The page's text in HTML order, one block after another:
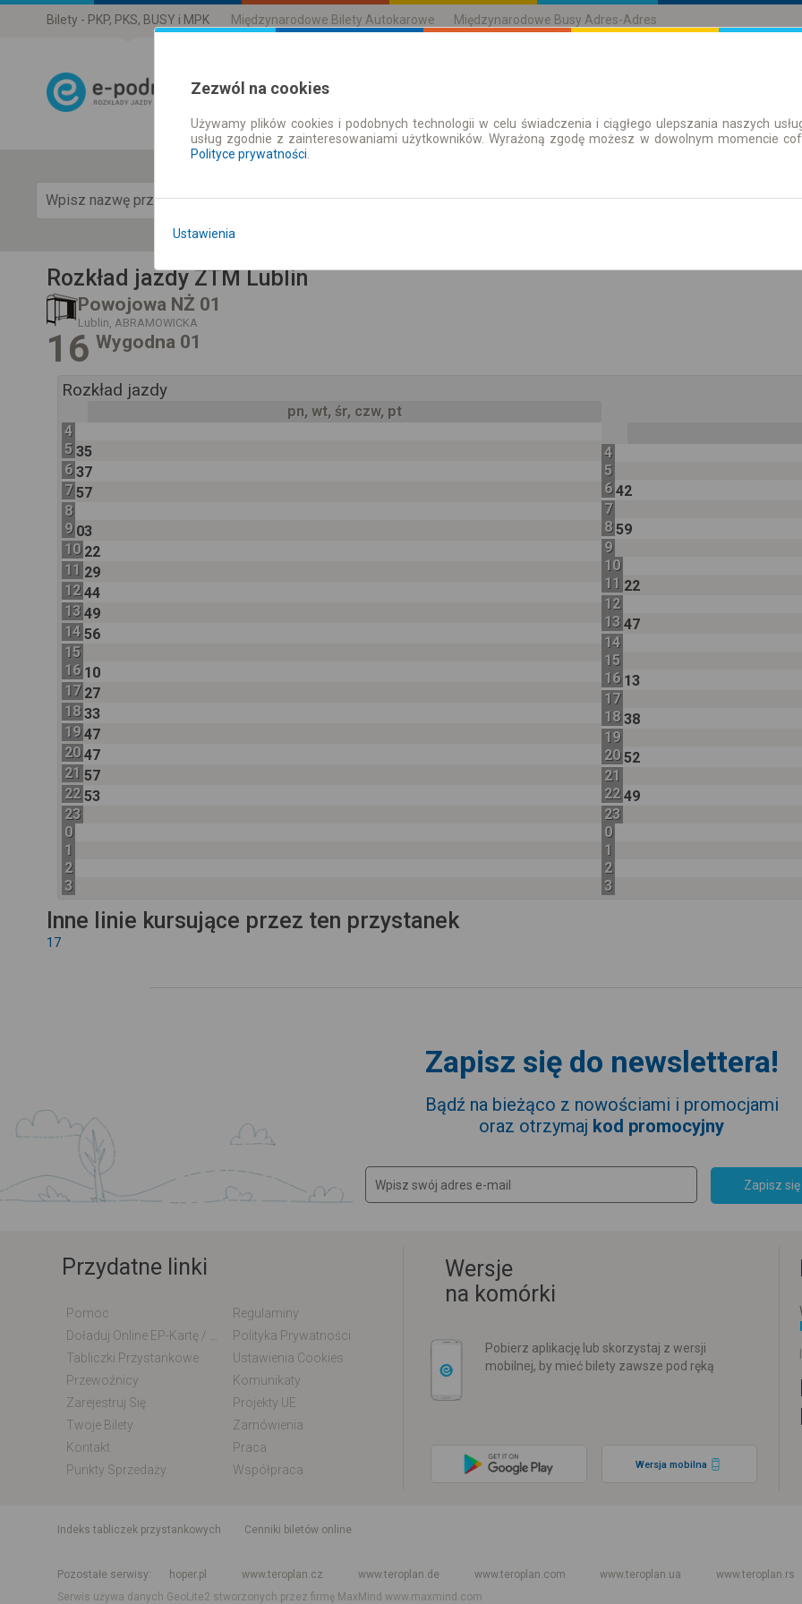
Bilety - PKP, PKS, BUSY i MPK Międzynarodowe Bilety Autokarowe Międzynarodowe Busy Adres-Adres
Rozkład Jazdy | Bilety Bilety okresowe
Pokaż rozkład
Rozkład jazdy ZTM Lublin
Powojowa NŻ 01
Lublin, ABRAMOWICKA
16 Wygodna 01
Rozkład jazdy
pn, wt, śr, czw, pt
4
5 35
6 37
7 57
8
9 03
10 22
11 29
12 44
13 49
14 56
15
16 10
17 27
18 33
19 47
20 47
21 57
22 53
23
0
1
2
3
4
5
6 42
7
8 59
9
10
11 22
12
13 47
14
15
16 13
17
18 38
19
20 52
21
22 49
23
0
1
2
3
Inne linie kursujące przez ten przystanek
17
Zapisz się do newslettera!
Bądź na bieżąco z nowościami i promocjami
oraz otrzymaj kod promocyjny
Zapisz się
Przydatne linki
Pomoc
Regulaminy
Polityka Prywatności
Tabliczki Przystankowe
Ustawienia Cookies
Przewoźnicy
Komunikaty
Zarejestruj Się
Projekty UE
Twoje Bilety
Zamówienia
Kontakt
Praca
Punkty Sprzedaży
Współpraca
Wersje
na komórki
Pobierz aplikację lub skorzystaj z wersji
mobilnej, by mieć bilety zawsze pod ręką
Wersja mobilna
indeks tabliczek przystankowych Cenniki biletów online
Pozostałe serwisy
hoper.pl www.teroplan.cz www.teroplan.de www.teroplan.com www.teroplan.ua www.teroplan.rs
Serwis używa danych GeoLite2 stworzonych przez firmę MaxMindwww.maxmind.com
Zezwól na cookies
Używamy plików cookies i podobnych technologii w celu świadczenia i ciągłego ulepszania naszych
usług zgodnie z zainteresowaniami użytkowników. Wyrażoną zgodę możesz w dowolnym momencie
Polityce prywatności
Ustawienia